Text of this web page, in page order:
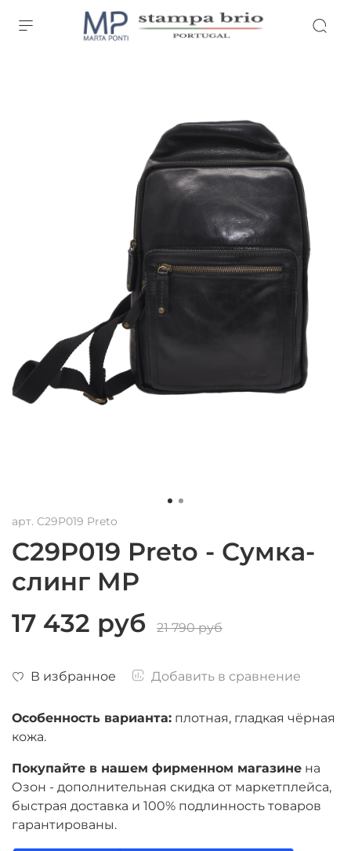
арт. C29P019 Preto
C29P019 Preto - Сумка-
слинг MP
В избранное Добавить в сравнение
17 432 руб 21 790 руб
Особенность варианта: плотная, гладкая чёрная
кожа.
Покупайте в нашем фирменном магазине на
Озон - дополнительная скидка от маркетплейса,
быстрая доставка и 100% подлинность товаров
гарантированы.